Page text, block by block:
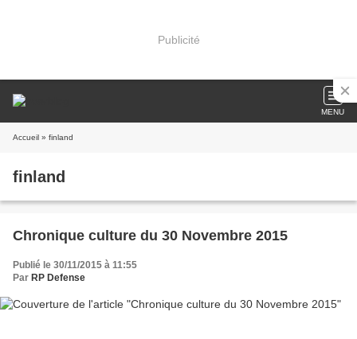
Publicité
MENU
Accueil » finland
finland
Chronique culture du 30 Novembre 2015
Publié le 30/11/2015 à 11:55
Par RP Defense